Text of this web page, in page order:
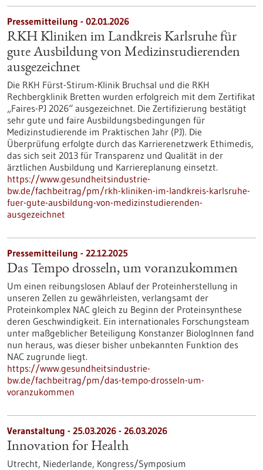
Pressemitteilung - 02.01.2026
RKH Kliniken im Landkreis Karlsruhe für
gute Ausbildung von Medizinstudierenden
ausgezeichnet
Die RKH Fürst-Stirum-Klinik Bruchsal und die RKH
Rechbergklinik Bretten wurden erfolgreich mit dem Zertifikat
„Faires-PJ 2026“ ausgezeichnet. Die Zertifizierung bestätigt
sehr gute und faire Ausbildungsbedingungen für
Medizinstudierende im Praktischen Jahr (PJ). Die
Überprüfung erfolgte durch das Karrierenetzwerk Ethimedis,
das sich seit 2013 für Transparenz und Qualität in der
ärztlichen Ausbildung und Karriereplanung einsetzt.
https://www.gesundheitsindustrie-
bw.de/fachbeitrag/pm/rkh-kliniken-im-landkreis-karlsruhe-
fuer-gute-ausbildung-von-medizinstudierenden-
ausgezeichnet
Pressemitteilung - 22.12.2025
Das Tempo drosseln, um voranzukommen
Um einen reibungslosen Ablauf der Proteinherstellung in
unseren Zellen zu gewährleisten, verlangsamt der
Proteinkomplex NAC gleich zu Beginn der Proteinsynthese
deren Geschwindigkeit. Ein internationales Forschungsteam
unter maßgeblicher Beteiligung Konstanzer BiologInnen fand
nun heraus, was dieser bisher unbekannten Funktion des
NAC zugrunde liegt.
https://www.gesundheitsindustrie-
bw.de/fachbeitrag/pm/das-tempo-drosseln-um-
voranzukommen
Veranstaltung - 25.03.2026 - 26.03.2026
Innovation for Health
Utrecht, Niederlande, Kongress/Symposium